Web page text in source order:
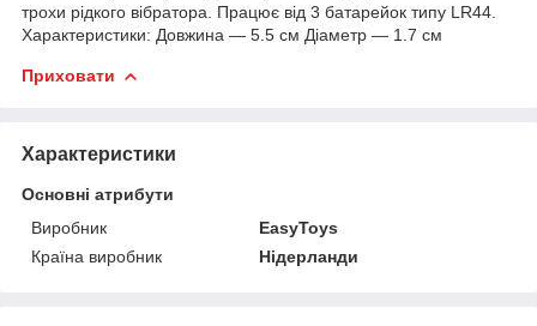
трохи рідкого вібратора. Працює від 3 батарейок типу LR44.
Характеристики: Довжина — 5.5 см Діаметр — 1.7 см
Приховати
Характеристики
Основні атрибути
Виробник
EasyToys
Країна виробник
Нідерланди